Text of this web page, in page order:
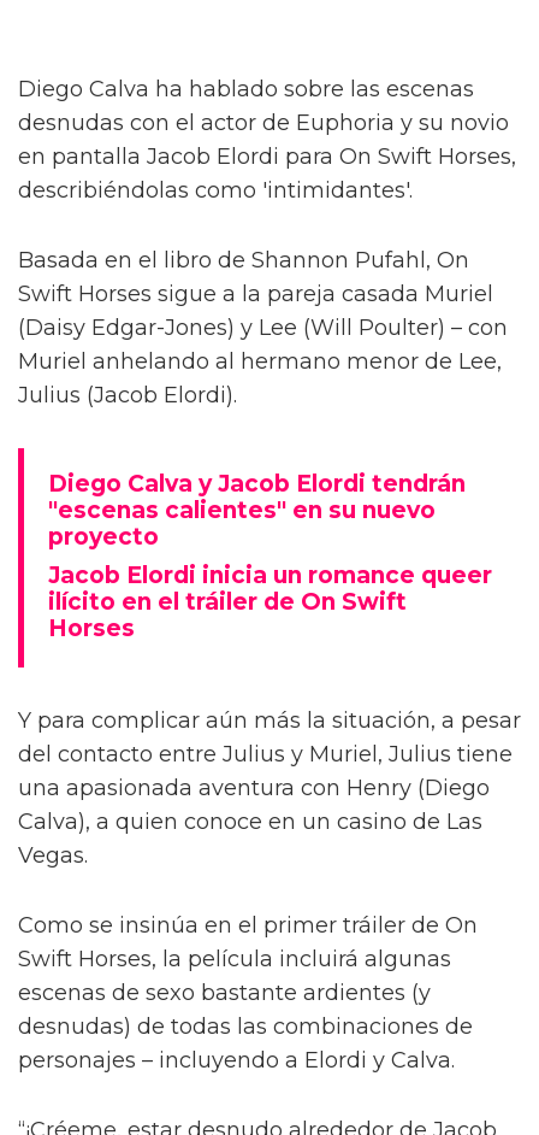
Diego Calva ha hablado sobre las escenas
desnudas con el actor de Euphoria y su novio
en pantalla Jacob Elordi para On Swift Horses,
describiéndolas como 'intimidantes'.
Basada en el libro de Shannon Pufahl, On
Swift Horses sigue a la pareja casada Muriel
(Daisy Edgar-Jones) y Lee (Will Poulter) – con
Muriel anhelando al hermano menor de Lee,
Julius (Jacob Elordi).
Diego Calva y Jacob Elordi tendrán
"escenas calientes" en su nuevo
proyecto
Jacob Elordi inicia un romance queer
ilícito en el tráiler de On Swift
Horses
Y para complicar aún más la situación, a pesar
del contacto entre Julius y Muriel, Julius tiene
una apasionada aventura con Henry (Diego
Calva), a quien conoce en un casino de Las
Vegas.
Como se insinúa en el primer tráiler de On
Swift Horses, la película incluirá algunas
escenas de sexo bastante ardientes (y
desnudas) de todas las combinaciones de
personajes – incluyendo a Elordi y Calva.